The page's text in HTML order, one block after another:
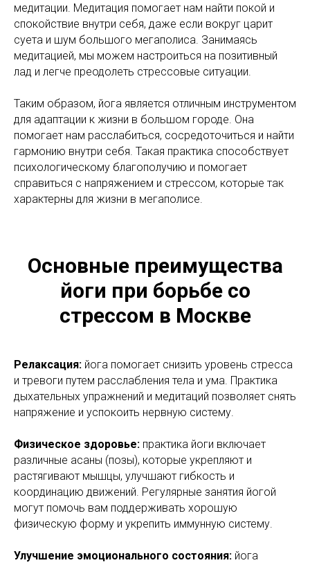
медитации. Медитация помогает нам найти покой и
спокойствие внутри себя, даже если вокруг царит
суета и шум большого мегаполиса. Занимаясь
медитацией, мы можем настроиться на позитивный
лад и легче преодолеть стрессовые ситуации.
Таким образом, йога является отличным инструментом
для адаптации к жизни в большом городе. Она
помогает нам расслабиться, сосредоточиться и найти
гармонию внутри себя. Такая практика способствует
психологическому благополучию и помогает
справиться с напряжением и стрессом, которые так
характерны для жизни в мегаполисе.
Основные преимущества
йоги при борьбе со
стрессом в Москве
Релаксация: йога помогает снизить уровень стресса
и тревоги путем расслабления тела и ума. Практика
дыхательных упражнений и медитаций позволяет снять
напряжение и успокоить нервную систему.
Физическое здоровье: практика йоги включает
различные асаны (позы), которые укрепляют и
растягивают мышцы, улучшают гибкость и
координацию движений. Регулярные занятия йогой
могут помочь вам поддерживать хорошую
физическую форму и укрепить иммунную систему.
Улучшение эмоционального состояния: йога